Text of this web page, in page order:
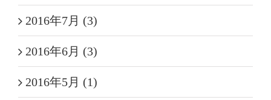
2016年7月 (3)
2016年6月 (3)
2016年5月 (1)